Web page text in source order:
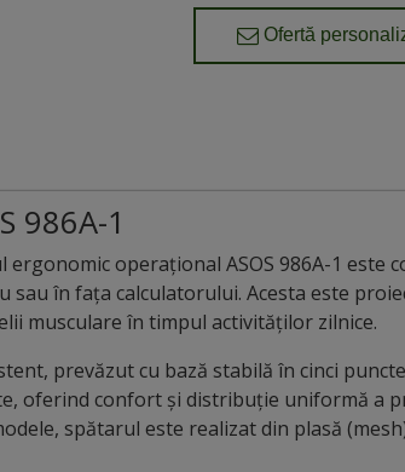
Ofertă
986A-1
ergonomic operațional ASOS 986A-1
în fața calculatorului. Acesta este
musculare în timpul activităților zilnice.
prevăzut cu bază stabilă în cinci
oferind confort și distribuție uniformă a
spătarul este realizat din plasă